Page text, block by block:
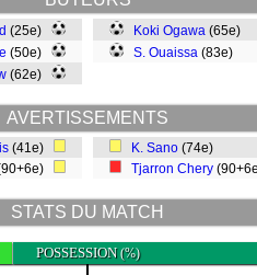
(25e)
(50e)
(62e)
Koki Ogawa (65e)
S. Ouaissa (83e)
AVERTISSEMENTS
(41e)
K. Sano (74e)
Tjarron Chery
STATS DU MATCH
POSSESSION(%)